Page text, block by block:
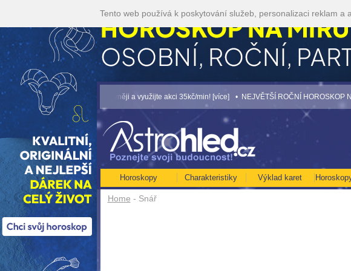
Home - Snář
Horoskopy Charakteristiky Výklad karet
• Volejte kartářkám levněji a využijte akci 35kč/min! [více] • NEJVĚTŠÍ ROČNÍ HOROSKOP NA
Tento web používá k poskytování služeb, personalizaci reklam